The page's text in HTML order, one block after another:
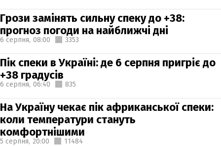
Грози замінять сильну спеку до +38:
прогноз погоди на найближчі дні
6 серпня, 08:00 3353
Пік спеки в Україні: де 6 серпня пригріє до
+38 градусів
6 серпня, 06:40 835
На Україну чекає пік африканської спеки:
коли температури стануть
комфортнішими
5 серпня, 20:00 11484